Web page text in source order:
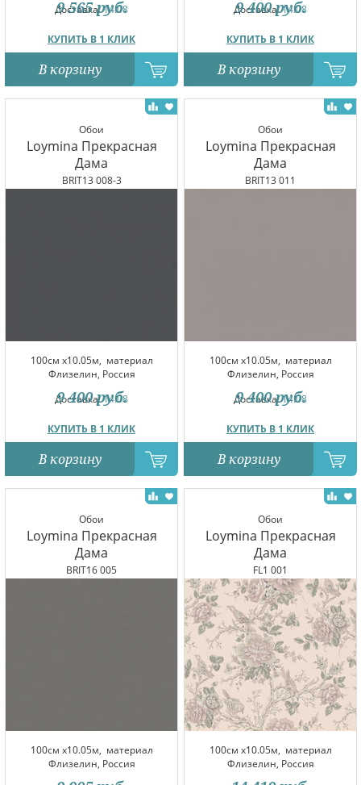
Доставка:14.08
КУПИТЬ В 1 КЛИК
9 565 руб.
В корзину
Доставка:14.08
КУПИТЬ В 1 КЛИК
9 400 руб.
В корзину
Обои
Loymina Прекрасная
Дама
BRIT13 008-3
100см x10.05м, материал
Флизелин, Россия
Доставка:14.08
КУПИТЬ В 1 КЛИК
9 400 руб.
В корзину
Обои
Loymina Прекрасная
Дама
BRIT13 011
100см x10.05м, материал
Флизелин, Россия
Доставка:14.08
КУПИТЬ В 1 КЛИК
9 400 руб.
В корзину
Обои
Loymina Прекрасная
Дама
BRIT16 005
100см x10.05м, материал
Флизелин, Россия
Обои
Loymina Прекрасная
Дама
FL1 001
100см x10.05м, материал
Флизелин, Россия